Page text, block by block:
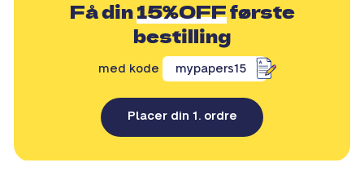
Få din15%OFFførste
bestilling
med kode mypapers15
Placer din 1. ordre